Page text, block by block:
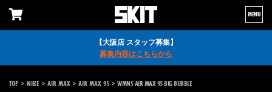
【大阪店 スタッフ募集】
募集内容はこちらから
MENU
TOP > NIKE > AIR MAX > AIR MAX 95 > WMNS AIR MAX 95 BIG BUBBLE